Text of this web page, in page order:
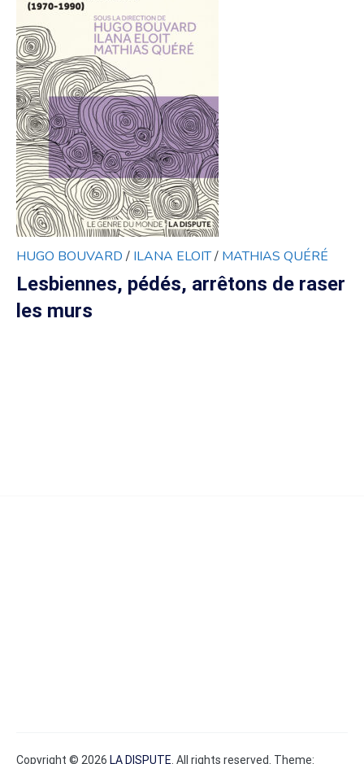
HUGO BOUVARD / ILANA ELOIT/ MATHIAS QUÉRÉ
Lesbiennes, pédés, arrêtons de raser
les murs
Copyright © 2026 LA DISPUTE . All rights reserved. Theme: